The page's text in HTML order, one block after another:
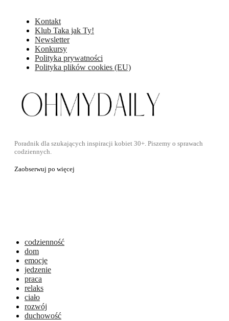
Kontakt
Klub Taka jak Ty!
Newsletter
Konkursy
Polityka prywatności
Polityka plików cookies (EU)
Poradnik dla szukających inspiracji kobiet 30+. Piszemy o sprawach
codziennych.
Zaobserwuj po więcej
codzienność
dom
emocje
jedzenie
praca
relaks
ciało
rozwój
duchowość